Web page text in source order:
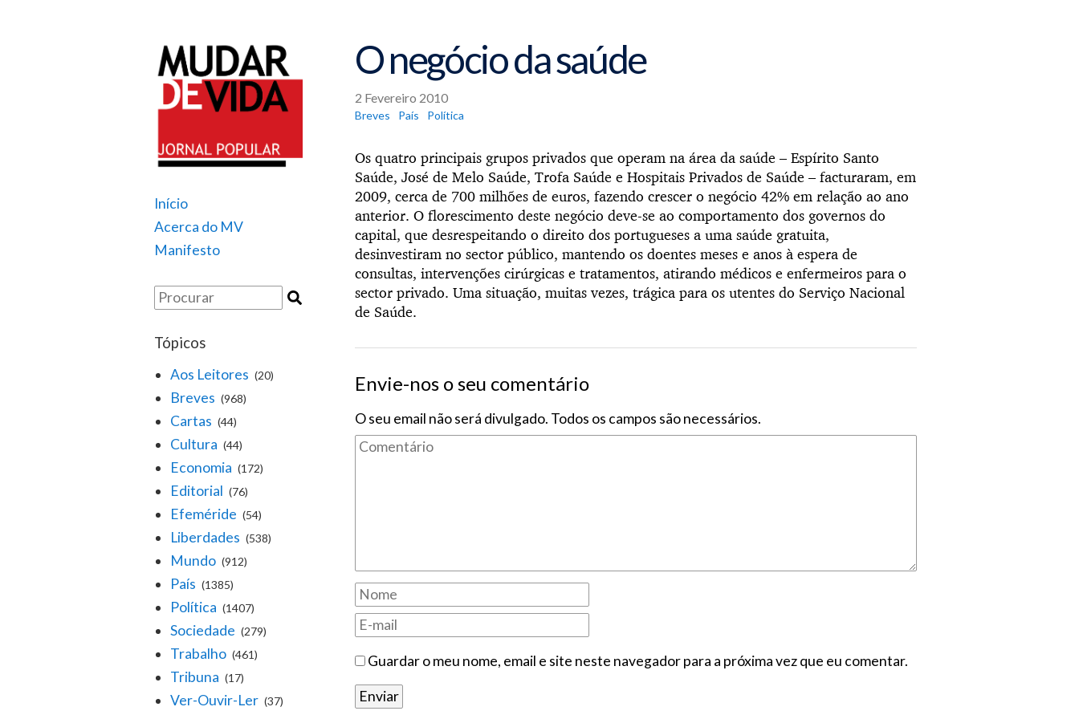
Início
Acerca do MV
Manifesto
Tópicos
Aos Leitores (20)
Breves (968)
Cartas (44)
Cultura (44)
Economia (172)
Editorial (76)
Efeméride (54)
Liberdades (538)
Mundo (912)
País (1385)
Política (1407)
Sociedade (279)
Trabalho (461)
Tribuna (17)
Ver-Ouvir-Ler (37)
O negócio da saúde
2 Fevereiro 2010
Breves País Política
Os quatro principais grupos privados que operam na área da saúde – Espírito Santo
Saúde, José de Melo Saúde, Trofa Saúde e Hospitais Privados de Saúde – facturaram, em
2009, cerca de 700 milhões de euros, fazendo crescer o negócio 42% em relação ao ano
anterior. O florescimento deste negócio deve-se ao comportamento dos governos do
capital, que desrespeitando o direito dos portugueses a uma saúde gratuita,
desinvestiram no sector público, mantendo os doentes meses e anos à espera de
consultas, intervenções cirúrgicas e tratamentos, atirando médicos e enfermeiros para o
sector privado. Uma situação, muitas vezes, trágica para os utentes do Serviço Nacional
de Saúde.
Envie-nos o seu comentário
O seu email não será divulgado. Todos os campos são necessários.
Guardar o meu nome, email e site neste navegador para a próxima vez que eu comentar.